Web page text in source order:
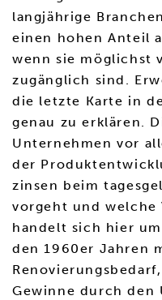
langjährige
einen hohen Anteil
wenn sie möglichst
zugänglich sind.
die letzte Karte in
genau zu erklären.
Unternehmen vor
der
zinsen beim
vorgeht und welche
handelt sich hier
den 1960er Jahren
Gewinne durch den